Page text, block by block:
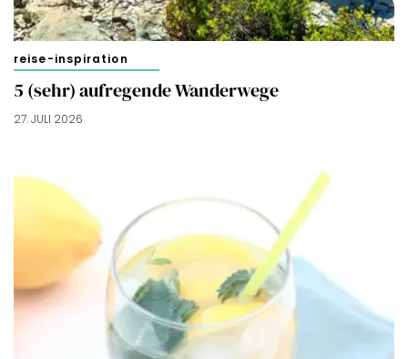
reise-inspiration
5 (sehr) aufregende Wanderwege
27. JULI 2026